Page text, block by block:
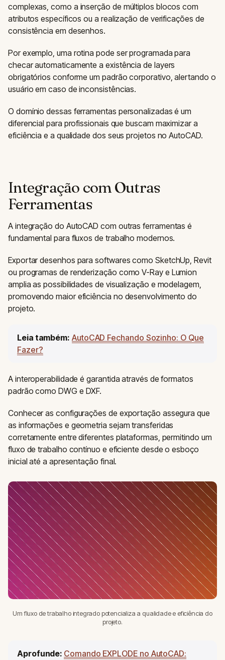
complexas, como a inserção de múltiplos blocos com
atributos específicos ou a realização de verificações de
consistência em desenhos.
Por exemplo, uma rotina pode ser programada para
checar automaticamente a existência de layers
obrigatórios conforme um padrão corporativo, alertando o
usuário em caso de inconsistências.
O domínio dessas ferramentas personalizadas é um
diferencial para profissionais que buscam maximizar a
eficiência e a qualidade dos seus projetos no AutoCAD.
Integração com Outras
Ferramentas
A integração do AutoCAD com outras ferramentas é
fundamental para fluxos de trabalho modernos.
Exportar desenhos para softwares como SketchUp, Revit
ou programas de renderização como V-Ray e Lumion
amplia as possibilidades de visualização e modelagem,
promovendo maior eficiência no desenvolvimento do
projeto.
Leia também: AutoCAD Fechando Sozinho: O Que
Fazer?
A interoperabilidade é garantida através de formatos
padrão como DWG e DXF.
Conhecer as configurações de exportação assegura que
as informações e geometria sejam transferidas
corretamente entre diferentes plataformas, permitindo um
fluxo de trabalho contínuo e eficiente desde o esboço
inicial até a apresentação final.
Um fluxo de trabalho integrado potencializa a qualidade e eficiência do
projeto.
Aprofunde: Comando EXPLODE no AutoCAD: